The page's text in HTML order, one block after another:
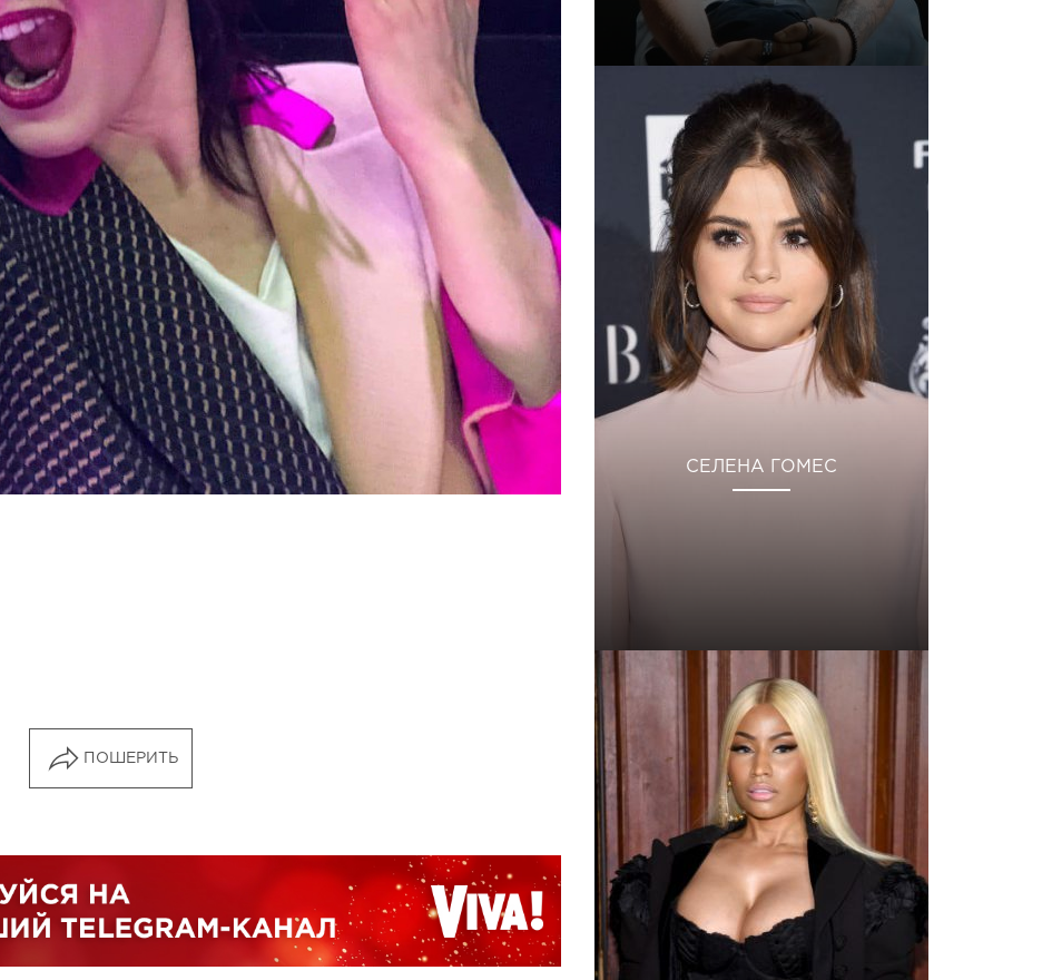
ПОШЕРИТЬ
СЕЛЕНА ГОМЕС